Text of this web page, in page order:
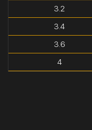
3.2
3.4
3.6
4